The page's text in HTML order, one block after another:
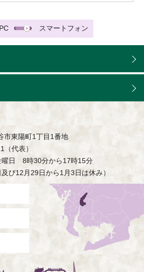
PC スマートフォン
東陽町1丁目1番地
代表）
曜日 8時30分から17時15分
び12月29日から1月3日は休み）